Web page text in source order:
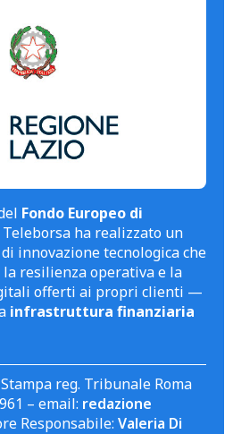
Fondo Europeo di
Teleborsa ha realizzato un
innovazione tecnologica che
resilienza operativa e la
offerti ai propri clienti —
infrastruttura finanziaria
reg. Tribunale Roma
– email: redazione
Responsabile: Valeria Di